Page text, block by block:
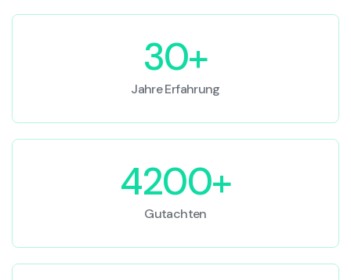
30+
Jahre Erfahrung
4200+
Gutachten